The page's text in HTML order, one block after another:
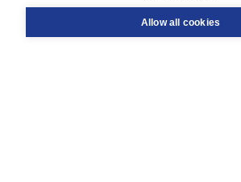
Order
Allow all cookies